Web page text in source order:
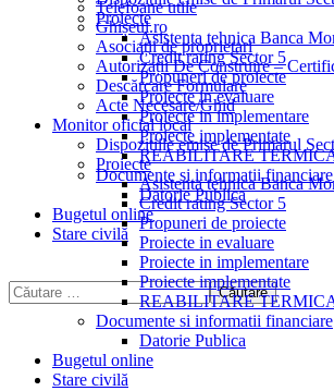
Proiecte
Asistenta tehnica Banca
Credit rating Sector 5
Propuneri de proiecte
Proiecte in evaluare
Proiecte in implementare
Proiecte implementate
REABILITARE
Documente si informatii financiare
Datorie Publica
Bugetul online
Stare civilă
Telefoane utile
Ghișeul.ro
Asociații de proprietari
Autorizații De Construire –
Descărcare Formulare
Acte Necesare/Ghid
Monitor oficial local
Dispozitiile emise de Primarul
Proiecte
Asistenta tehnica Banca
Credit rating Sector 5
Propuneri de proiecte
Proiecte in evaluare
Proiecte in implementare
Proiecte implementate
REABILITARE
Documente si informatii financiare
Datorie Publica
Bugetul online
Stare civilă